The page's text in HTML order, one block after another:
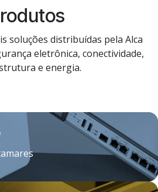
soluções distribuídas pela Alca
eletrônica, conectividade,
e energia.